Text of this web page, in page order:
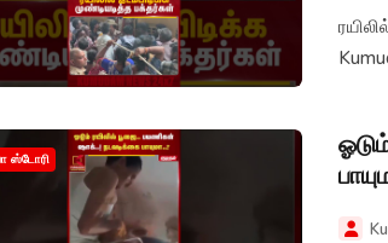
ஸ்டோரி